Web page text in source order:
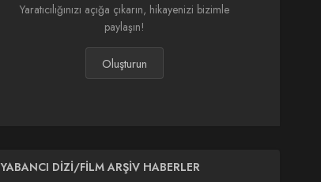
Yaratıcılığınızı açığa çıkarın, hikayenizi bizimle
paylaşın!
Oluşturun
YABANCI DIZI/FILM ARŞIV HABERLER